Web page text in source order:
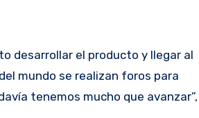
desarrollar el producto y llegar al
mundo se realizan foros para
tenemos mucho que avanzar”,